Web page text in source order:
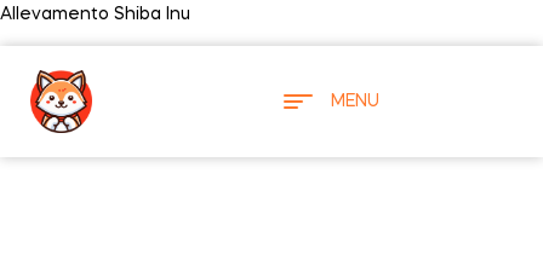
Allevamento Shiba Inu
MENU